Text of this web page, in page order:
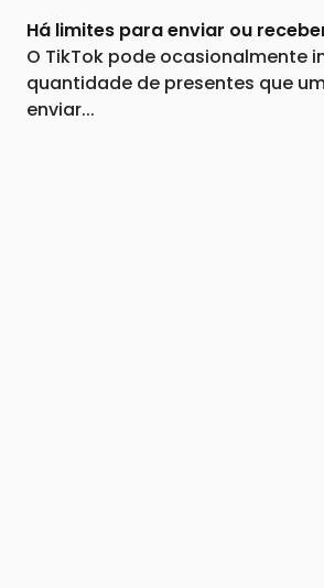
Há limites para enviar ou
O TikTok pode ocasionalmente
quantidade de presentes que
enviar...